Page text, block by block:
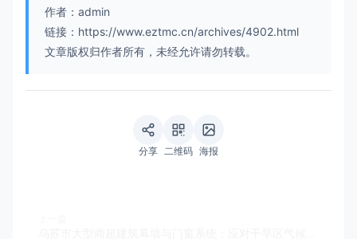
作者：admin
链接：https://www.eztmc.cn/archives/4902.html
文章版权归作者所有，未经允许请勿转载。
分享 二维码 海报